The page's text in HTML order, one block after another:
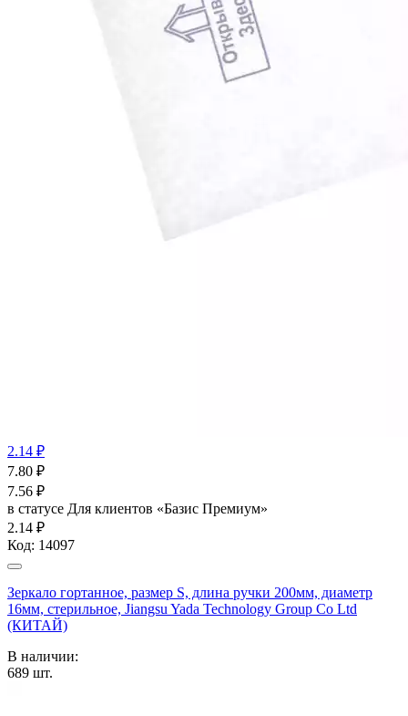
2.14 ₽
7.80 ₽
7.56 ₽
в статусе Для клиентов «Базис Премиум»
2.14 ₽
Код: 14097
Зеркало гортанное, размер S, длина ручки 200мм, диаметр
16мм, стерильное, Jiangsu Yada Technology Group Co Ltd
(КИТАЙ)
В наличии:
689 шт.